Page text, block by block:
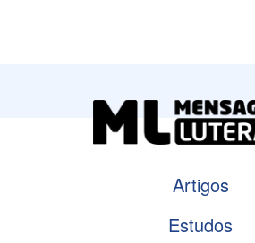
Artigos
Estudos